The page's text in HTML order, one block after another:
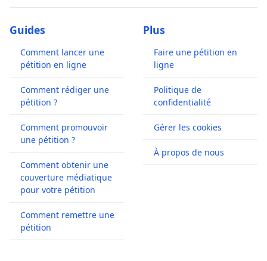
Guides
Comment lancer une
pétition en ligne
Comment rédiger une
pétition ?
Comment promouvoir
une pétition ?
Comment obtenir une
couverture médiatique
pour votre pétition
Comment remettre une
pétition
Plus
Faire une pétition en
ligne
Politique de
confidentialité
Gérer les cookies
À propos de nous